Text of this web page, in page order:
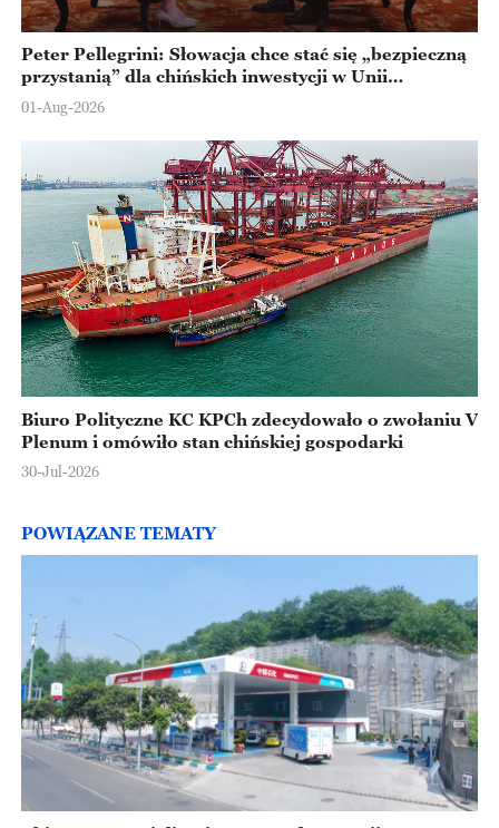
Peter Pellegrini: Słowacja chce stać się „bezpieczną
przystanią” dla chińskich inwestycji w Unii
Europejskiej
01-Aug-2026
Biuro Polityczne KC KPCh zdecydowało o zwołaniu V
Plenum i omówiło stan chińskiej gospodarki
30-Jul-2026
POWIĄZANE TEMATY